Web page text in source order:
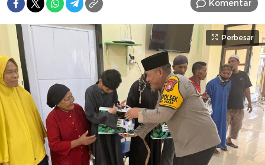
Komentar
Perbesar